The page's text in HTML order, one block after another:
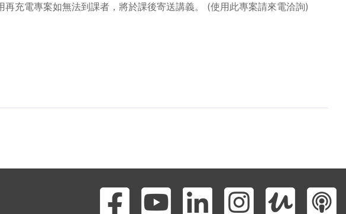
充電專案如無法到課者，將於課後寄送講義。 (使用此專案請來電洽詢)